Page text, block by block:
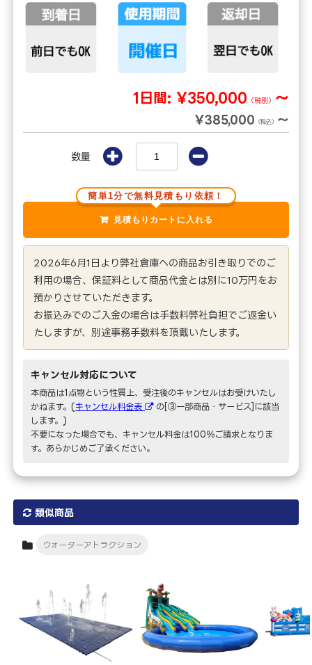
1日間: ¥350,000 （税別） ～
¥385,000 （税込） ～
数量
簡単1分で無料見積もり依頼！
2026年6月1日より弊社倉庫への商品お引き取りでのご
利用の場合、保証料として商品代金とは別に10万円をお
預かりさせていただきます。
お振込みでのご入金の場合は手数料弊社負担でご返金い
たしますが、別途事務手数料を頂戴いたします。
キャンセル対応について
本商品は1点物という性質上、受注後のキャンセルはお受けいたし
かねます。(キャンセル料金表
の[③一部商品・サービス]に該当
します。)
不要になった場合でも、キャンセル料金は100％ご請求となりま
す。あらかじめご了承ください。
類似商品
ウォーターアトラクション